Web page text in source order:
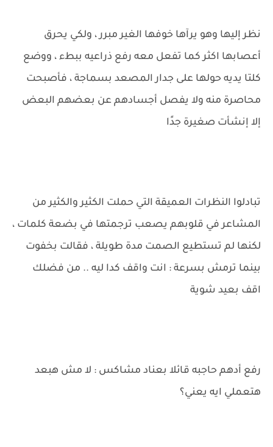
نظر إليها وهو يرآها خوفها الغير مبرر ، ولكي يحرق
أعصابها اكثر كما تفعل معه رفع ذراعيه ببطء ، ووضع
كلتا يديه حولها على جدار المصعد بسماجة ، فأصبحت
محاصرة منه ولا يفصل أجسادهم عن بعضهم البعض
إلا إنشأت صغيرة جدًا
تبادلوا النظرات العميقة التي حملت الكثير والكثير من
المشاعر في قلوبهم يصعب ترجمتها في بضعة كلمات ،
لكنها لم تستطيع الصمت مدة طويلة ، فقالت بخفوت
بينما ترمش بسرعة : انت واقف كدا ليه .. من فضلك
اقف بعيد شوية
رفع أدهم حاجبه قائلا بعناد مشاكس : لا مش هبعد
هتعملي ايه يعني؟